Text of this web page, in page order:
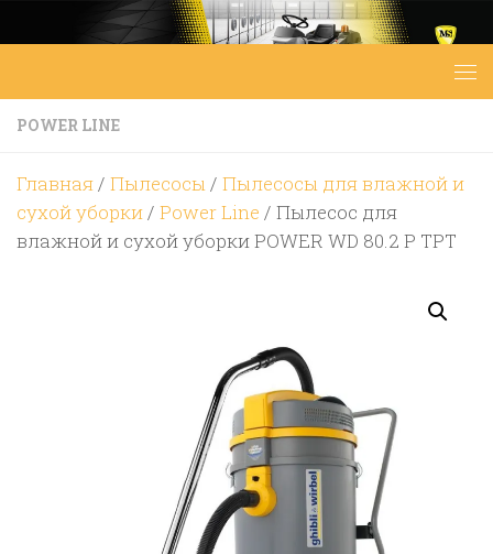
Перейти к содержимому
POWER LINE
Главная/ Пылесосы/ Пылесосы для влажной и
сухой уборки/ Power Line / Пылесос для
влажной и сухой уборки POWER WD 80.2 P TPT